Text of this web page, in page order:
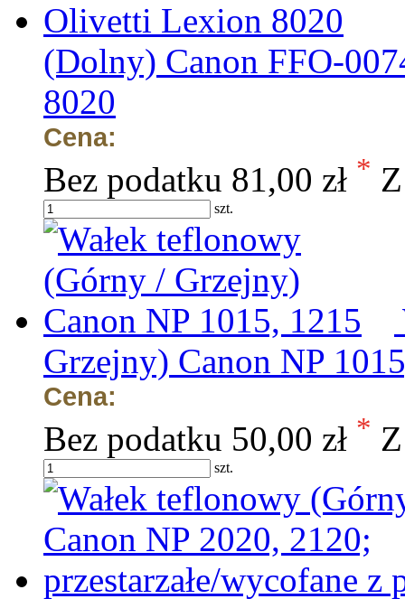
(Dolny) Canon FFO-
8020
Cena:
Bez podatku 81,00 zł *
szt.
Grzejny) Canon NP
Cena:
Bez podatku 50,00 zł *
szt.